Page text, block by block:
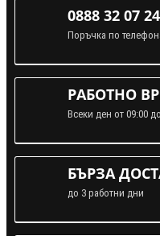
0888 32 07 24
Поръчка по
РАБОТНО
Всеки ден от 09:00
БЪРЗА
до 3 работни дни